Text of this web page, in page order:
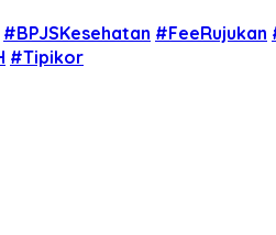
#BPJSKesehatan #FeeRujukan
#Tipikor